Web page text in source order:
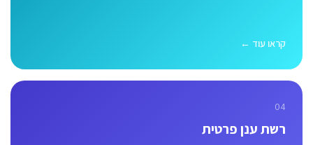
קראו עוד ←
04
רשת ענן פרטית